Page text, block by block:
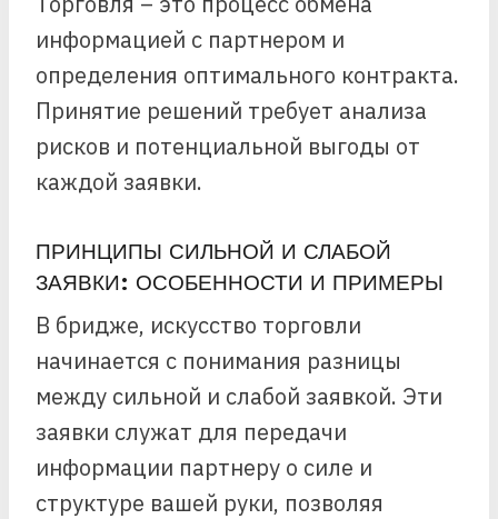
информацией с партнером и
определения оптимального контракта.
Принятие решений требует анализа
рисков и потенциальной выгоды от
каждой заявки.
ПРИНЦИПЫ СИЛЬНОЙ И СЛАБОЙ
ЗАЯВКИ: ОСОБЕННОСТИ И ПРИМЕРЫ
В бридже, искусство торговли
начинается с понимания разницы
между сильной и слабой заявкой. Эти
заявки служат для передачи
информации партнеру о силе и
структуре вашей руки, позволяя